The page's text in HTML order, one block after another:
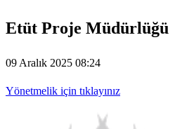
Etüt Proje Müdürlüğü
09 Aralık 2025 08:24
Yönetmelik için tıklayınız